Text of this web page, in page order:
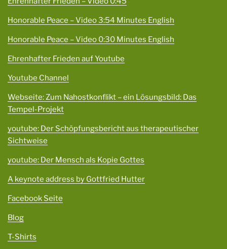
Honorable Peace – Video 3:54 Minutes English
Honorable Peace – Video 0:30 Minutes English
Ehrenhafter Frieden auf Youtube
Youtube Channel
Webseite: Zum Nahostkonflikt – ein Lösungsbild: Das
Tempel-Projekt
youtube: Der Schöpfungsbericht aus therapeutischer
Sichtweise
youtube: Der Mensch als Kopie Gottes
A keynote address by Gottfried Hutter
Facebook Seite
Blog
T-Shirts